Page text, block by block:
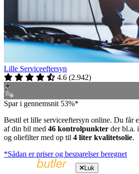
Lille Serviceeftersyn
4.6 (2.942)
Spar i gennemsnit 53%*
Bestil et lille serviceeftersyn online. Du får
af din bil med 46 kontrolpunkter der bl.a.
og oliefilter med op til 4 liter kvalitetsolie.
*Sådan er priser og besparelser beregnet
Luk